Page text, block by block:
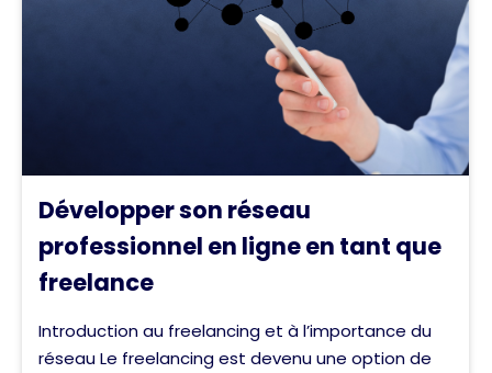
Développer son réseau
professionnel en ligne en tant que
freelance
Introduction au freelancing et à l’importance du
réseau Le freelancing est devenu une option de